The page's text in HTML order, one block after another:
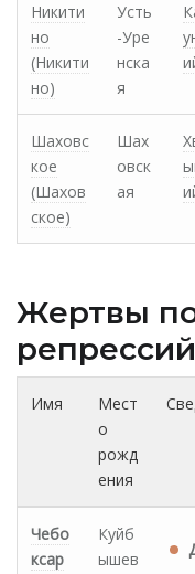
Никити
но
(Никити
но)
Усть
-Уре
нска
я
Шаховс
кое
(Шахов
ское)
Шах
овск
ая
Жертвы
репрессий
Имя
Мест
о
рожд
ения
Чебо
ксар
Куйб
ышев